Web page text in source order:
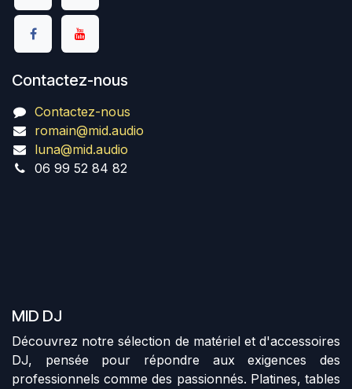
Contactez-nous
Contactez-nous
romain@mid.audio
luna@mid.audio
06 99 52 84 82
MID DJ
Découvrez notre sélection de matériel et d'accessoires
DJ, pensée pour répondre aux exigences des
professionnels comme des passionnés. Platines, tables